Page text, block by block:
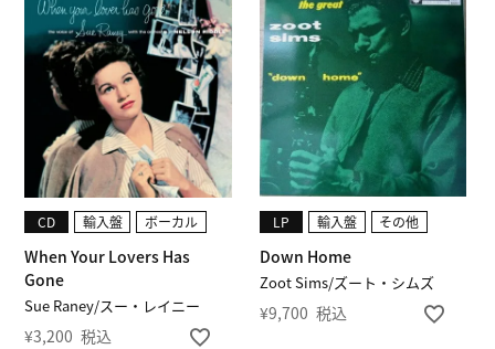
Sue Raney/スー・レイニー
When Your Lovers Has
Gone
CD 輸入盤 ボーカル
¥3,200 税込
Zoot Sims/ズート・シムズ
Down Home
LP 輸入盤 その他
¥9,700 税込